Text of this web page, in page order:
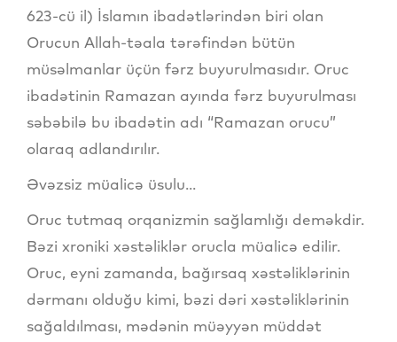
623-cü il) İslamın ibadətlərindən biri olan
Orucun Allah-təala tərəfindən bütün
müsəlmanlar üçün fərz buyurulmasıdır. Oruc
ibadətinin Ramazan ayında fərz buyurulması
səbəbilə bu ibadətin adı “Ramazan orucu”
olaraq adlandırılır.
Əvəzsiz müalicə üsulu...
Oruc tutmaq orqanizmin sağlamlığı deməkdir.
Bəzi xroniki xəstəliklər orucla müalicə edilir.
Oruc, eyni zamanda, bağırsaq xəstəliklərinin
dərmanı olduğu kimi, bəzi dəri xəstəliklərinin
sağaldılması, mədənin müəyyən müddət